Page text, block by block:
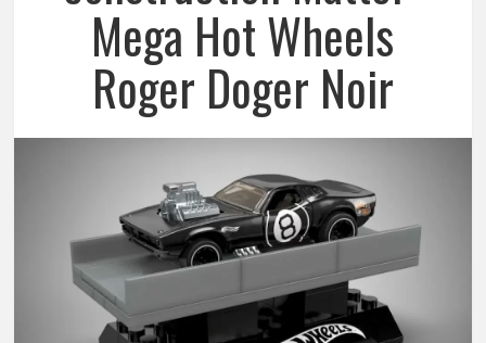
Mega Hot Wheels
Roger Doger Noir